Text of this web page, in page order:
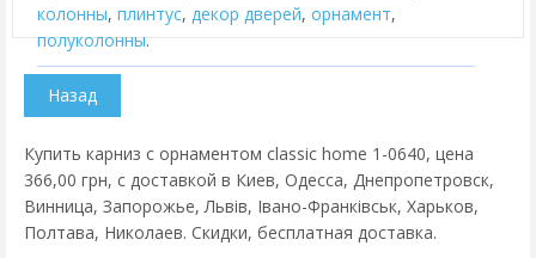
колонны, плинтус, декор дверей, орнамент,
полуколонны.
Купить карниз с орнаментом classic home 1-0640, цена
366,00 грн, с доставкой в Киев, Одесса, Днепропетровск,
Винница, Запорожье, Львів, Івано-Франківськ, Харьков,
Полтава, Николаев. Скидки, бесплатная доставка.